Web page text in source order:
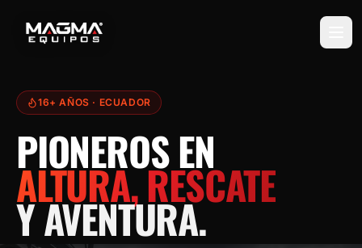
16+ AÑOS · ECUADOR
PIONEROS EN
ALTURA, RESCATE
Y AVENTURA.